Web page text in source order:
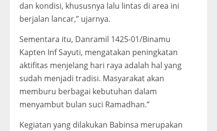
dan kondisi, khususnya lalu lintas di area ini
berjalan lancar,” ujarnya.
Sementara itu, Danramil 1425-01/Binamu
Kapten Inf Sayuti, mengatakan peningkatan
aktifitas menjelang hari raya adalah hal yang
sudah menjadi tradisi. Masyarakat akan
memburu berbagai kebutuhan dalam
menyambut bulan suci Ramadhan.”
Kegiatan yang dilakukan Babinsa merupakan